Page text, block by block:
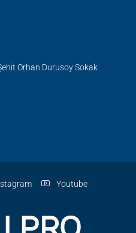
Orhan Durusoy Sokak
Youtube